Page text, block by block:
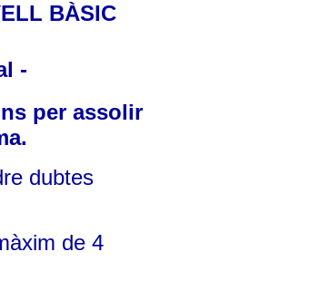
BÀSIC
-
per assolir
dubtes
de 4